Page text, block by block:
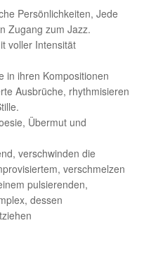
Persönlichkeiten, Jede
Zugang zum Jazz.
voller Intensität
in ihren Kompositionen
Ausbrüche, rhythmisieren
Übermut und
verschwinden die
verschmelzen
pulsierenden,
dessen